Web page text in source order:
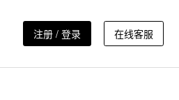
注册 / 登录 在线客服